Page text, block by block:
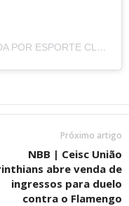
UMA PUBLICAÇÃO COMPARTILHADA POR ESPORTE CLUBE AVENIDA (@ESPORTECLUBEAVENIDA)
Próximo artigo
NBB | Ceisc União
abre venda de
ingressos para duelo
contra o Flamengo